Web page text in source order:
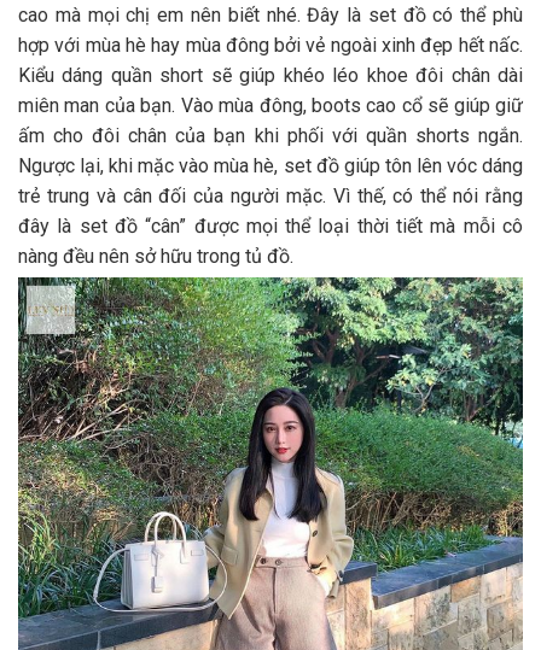
cao mà mọi chị em nên biết nhé. Đây là set đồ có thể phù
hợp với mùa hè hay mùa đông bởi vẻ ngoài xinh đẹp hết nấc.
Kiểu dáng quần short sẽ giúp khéo léo khoe đôi chân dài
miên man của bạn. Vào mùa đông, boots cao cổ sẽ giúp giữ
ấm cho đôi chân của bạn khi phối với quần shorts ngắn.
Ngược lại, khi mặc vào mùa hè, set đồ giúp tôn lên vóc dáng
trẻ trung và cân đối của người mặc. Vì thế, có thể nói rằng
đây là set đồ “cân” được mọi thể loại thời tiết mà mỗi cô
nàng đều nên sở hữu trong tủ đồ.